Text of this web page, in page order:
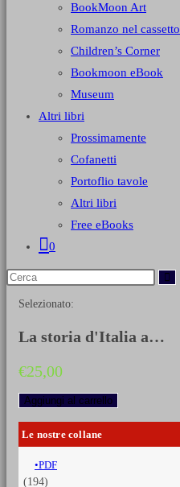
BookMoon Art
Romanzo nel cassetto
Children’s Corner
Bookmoon eBook
Museum
Altri libri
Prossimamente
Cofanetti
Portoflio tavole
Altri libri
Free eBooks
0
Selezionato:
La storia d'Italia a…
€25,00
La
d'Italia
Aggiungi al carrello
Le nostre collane
PDF
(194)